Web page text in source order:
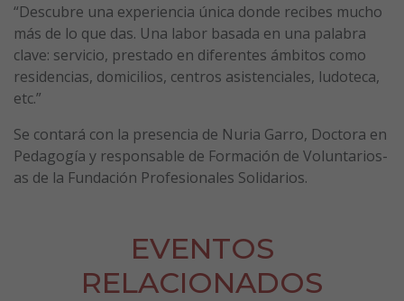
“Descubre una experiencia única donde recibes mucho
más de lo que das. Una labor basada en una palabra
clave: servicio, prestado en diferentes ámbitos como
residencias, domicilios, centros asistenciales, ludoteca,
etc.”
Se contará con la presencia de Nuria Garro, Doctora en
Pedagogía y responsable de Formación de Voluntarios-
as de la Fundación Profesionales Solidarios.
EVENTOS
RELACIONADOS